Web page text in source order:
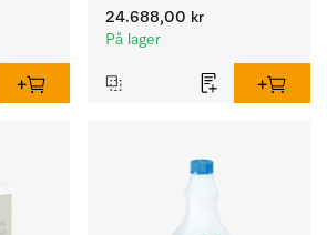
24.688,00 kr
På lager